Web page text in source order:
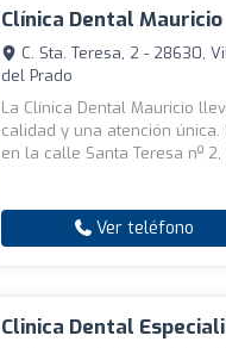
Clínica Dental Mauricio
C. Sta. Teresa, 2 - 28630,
del Prado
La Clínica Dental Mauricio
calidad y una atención
en la calle Santa Teresa nº
Ver teléfono
Clinica Dental